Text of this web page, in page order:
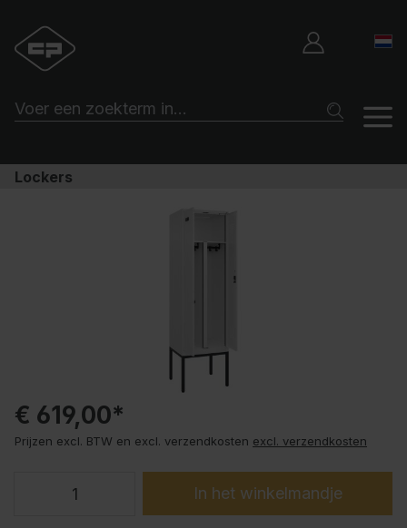
Lockers
€ 619,00*
Prijzen excl. BTW en excl. verzendkosten excl. verzendkosten
In het winkelmandje